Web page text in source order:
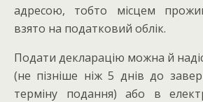
адресою, тобто місцем
взято на податковий облік.
Подати декларацію можна й
(не пізніше ніж 5 днів до
терміну подання) або в